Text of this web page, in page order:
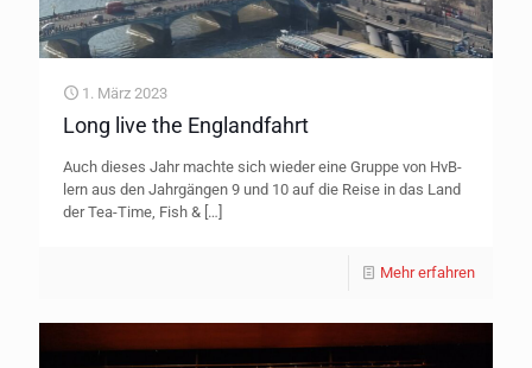
1. März 2023
Long live the Englandfahrt
Auch dieses Jahr machte sich wieder eine Gruppe von HvB-
lern aus den Jahrgängen 9 und 10 auf die Reise in das Land
der Tea-Time, Fish & […]
Mehr erfahren